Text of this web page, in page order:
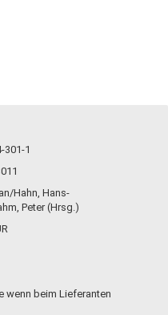
301-1
Hahn, Hans-
Peter (Hrsg.)